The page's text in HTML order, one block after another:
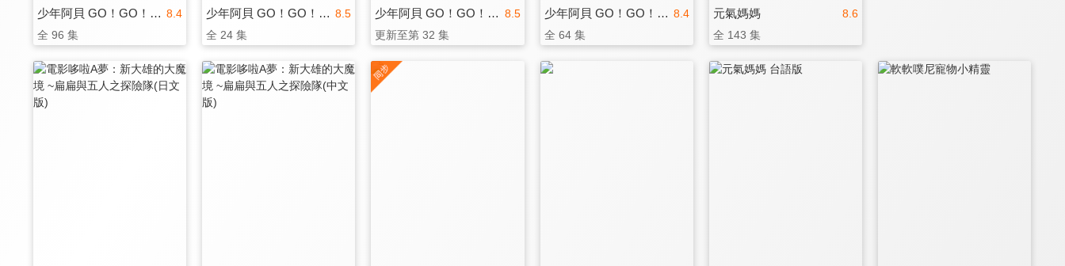
8.4
少年阿貝 GO！GO！小芝麻 第三季(國)
全 96 集
8.5
少年阿貝 GO！GO！小芝麻 第四季
全 24 集
8.5
少年阿貝 GO！GO！小芝麻 第二季
更新至第 32 集
8.4
少年阿貝 GO！GO！小芝麻 第二季(國)
全 64 集
8.6
元氣媽媽
全 143 集